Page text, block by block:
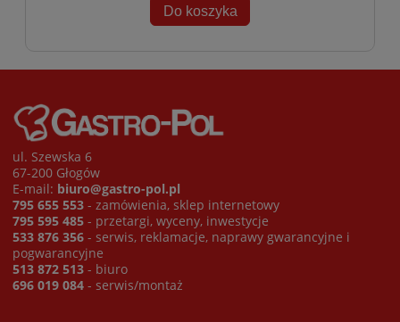
Do koszyka
ul. Szewska 6
67-200 Głogów
E-mail: biuro@gastro-pol.pl
795 655 553 - zamówienia, sklep internetowy
795 595 485 - przetargi, wyceny, inwestycje
533 876 356 - serwis, reklamacje, naprawy gwarancyjne i
pogwarancyjne
513 872 513 - biuro
696 019 084 - serwis/montaż